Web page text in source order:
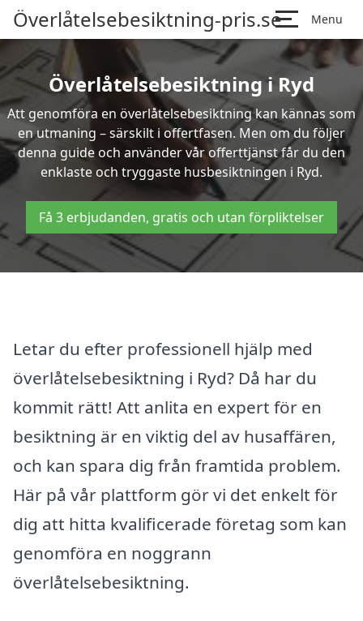
Överlåtelsebesiktning-pris.se Menu
Överlåtelsebesiktning i Ryd
Att genomföra en överlåtelsebesiktning kan kännas som
en utmaning – särskilt i offertfasen. Men om du följer
denna guide och använder vår offerttjänst får du den
enklaste och tryggaste husbesiktningen i Ryd.
Få 3 erbjudanden, gratis och utan förpliktelser
Letar du efter professionell hjälp med
överlåtelsebesiktning i Ryd? Då har du
kommit rätt! Att anlita en expert för en
besiktning är en viktig del av husaffären,
och kan spara dig från framtida problem.
Här på vår plattform gör vi det enkelt för
dig att hitta kvalificerade företag som kan
genomföra en noggrann
överlåtelsebesiktning.